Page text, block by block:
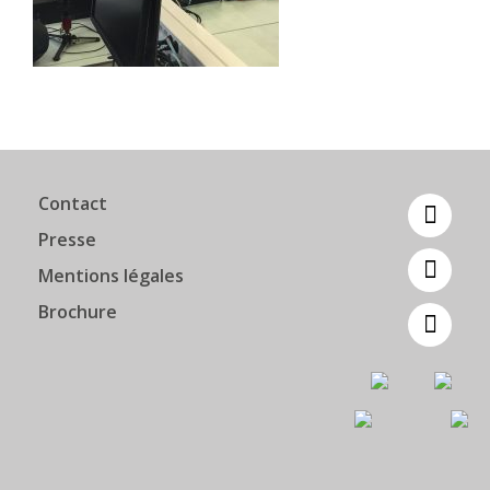
Contact
Presse
Mentions légales
Brochure